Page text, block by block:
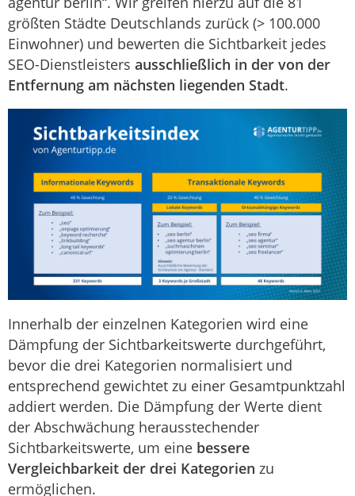
größten Städte Deutschlands zurück (> 100.000
Einwohner) und bewerten die Sichtbarkeit jedes
SEO-Dienstleisters ausschließlich in der von der
Entfernung am nächsten liegenden Stadt.
Innerhalb der einzelnen Kategorien wird eine
Dämpfung der Sichtbarkeitswerte durchgeführt,
bevor die drei Kategorien normalisiert und
entsprechend gewichtet zu einer Gesamtpunktzahl
addiert werden. Die Dämpfung der Werte dient
der Abschwächung herausstechender
Sichtbarkeitswerte, um eine bessere
Vergleichbarkeit der drei Kategorien zu
ermöglichen.